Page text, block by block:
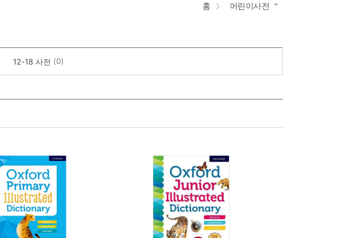
홈 어린이사전
12-18 사전 (0)